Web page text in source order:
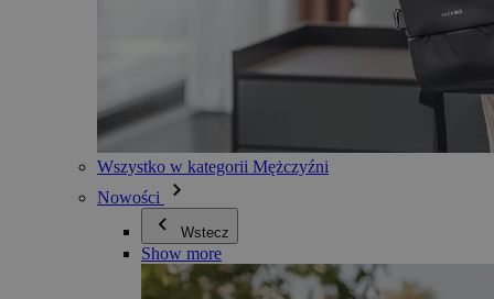
Wszystko w kategorii Mężczyźni
Nowości
Wstecz
Show more